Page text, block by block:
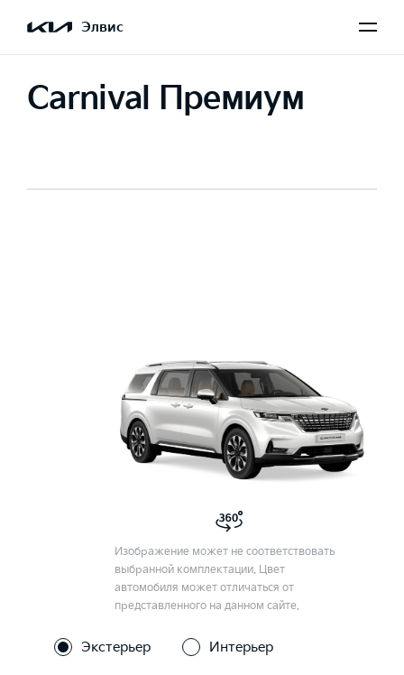
Элвис
Carnival Премиум
Изображение может не соответствовать
выбранной комплектации. Цвет
автомобиля может отличаться от
представленного на данном сайте.
Экстерьер Интерьер